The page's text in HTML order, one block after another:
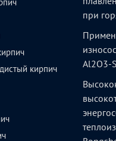
кирпич
при
Al2O3-